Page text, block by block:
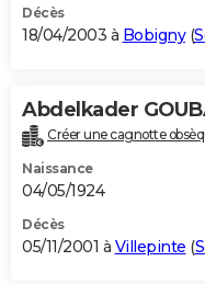
Décès
18/04/2003 à Bobigny(
Abdelkader
Créer une cagnotte
Naissance
04/05/1924
Décès
05/11/2001 à Villepinte (